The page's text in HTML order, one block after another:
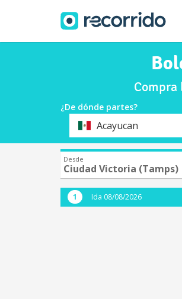
Compra
¿De dónde partes?
OrigenAcayucan
Desde
Ciudad Victoria (Tamps)
Ida 08/08/2026